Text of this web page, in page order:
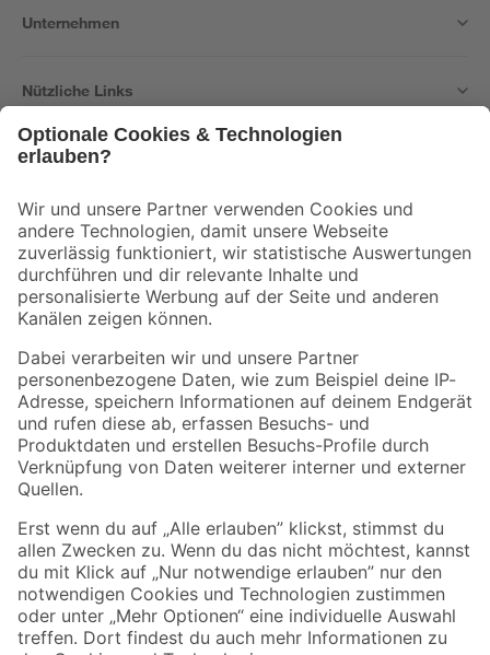
Unternehmen
Nützliche Links
Der toom Newsletter: Keine Angebote und Aktionen mehr verpassen!
Zur Newsletter Anmeldung
Folge uns
Zahlungsarten Versandarten
Sicher einkaufen
Jetzt die toom-App herunterladen